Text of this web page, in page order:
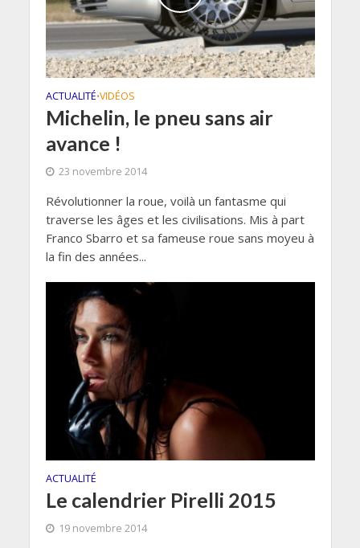
ACTUALITÉ•VIDÉOS
Michelin, le pneu sans air
avance !
23 novembre 2014
Révolutionner la roue, voilà un fantasme qui
traverse les âges et les civilisations. Mis à part
Franco Sbarro et sa fameuse roue sans moyeu à
la fin des années...
ACTUALITÉ
Le calendrier Pirelli 2015
19 novembre 2014